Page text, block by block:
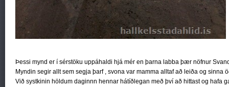
Þessi mynd er í sérstöku uppáhaldi hjá mér en þarna labba þær nöfnur
Myndin segir allt sem segja þarf , svona var mamma alltaf að leiða og sinna
Við systkinin höldum daginnn hennar hátíðlegan með því að hittast og hafa